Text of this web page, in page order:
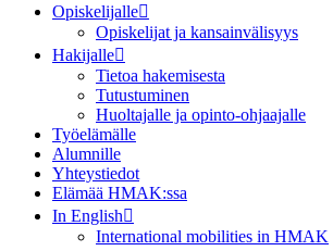
Opiskelijalle
Opiskelijat ja kansainvälisyys
Hakijalle
Tietoa hakemisesta
Tutustuminen
Huoltajalle ja opinto-ohjaajalle
Työelämälle
Alumnille
Yhteystiedot
Elämää HMAK:ssa
In English
International mobilities in HMAK